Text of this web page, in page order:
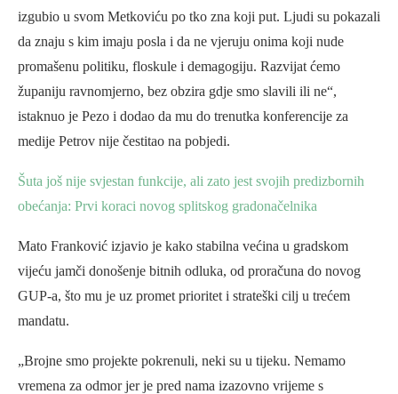
izgubio u svom Metkoviću po tko zna koji put. Ljudi su pokazali
da znaju s kim imaju posla i da ne vjeruju onima koji nude
promašenu politiku, floskule i demagogiju. Razvijat ćemo
županiju ravnomjerno, bez obzira gdje smo slavili ili ne“,
istaknuo je Pezo i dodao da mu do trenutka konferencije za
medije Petrov nije čestitao na pobjedi.
Šuta još nije svjestan funkcije, ali zato jest svojih predizbornih
obećanja: Prvi koraci novog splitskog gradonačelnika
Mato Franković izjavio je kako stabilna većina u gradskom
vijeću jamči donošenje bitnih odluka, od proračuna do novog
GUP-a, što mu je uz promet prioritet i strateški cilj u trećem
mandatu.
„Brojne smo projekte pokrenuli, neki su u tijeku. Nemamo
vremena za odmor jer je pred nama izazovno vrijeme s